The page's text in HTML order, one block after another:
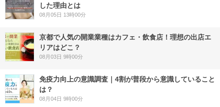
した理由とは
08月05日 13時00分
京都で人気の開業業種はカフェ・飲食店！理想の出店エ
リアはどこ？
08月03日 9時00分
免疫力向上の意識調査｜4割が普段から意識していること
は？
08月04日 9時00分